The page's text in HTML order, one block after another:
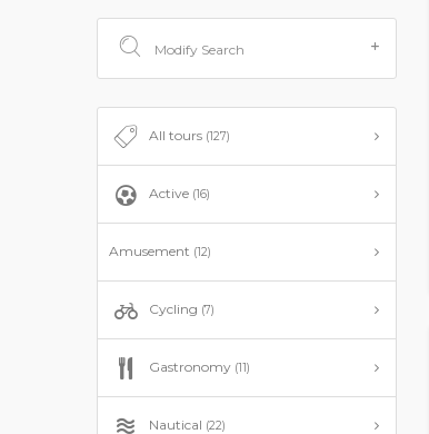
Modify Search
All tours (127)
Active (16)
Amusement (12)
Cycling (7)
Gastronomy (11)
Nautical (22)